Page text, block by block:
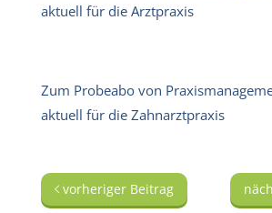
aktuell für die Arztpraxis
Zum Probeabo von
aktuell für die Zahnarztpraxis
vorheriger Beitrag